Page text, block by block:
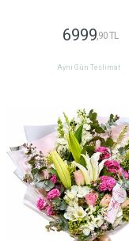
6999,90 TL
Aynı Gün Teslimat